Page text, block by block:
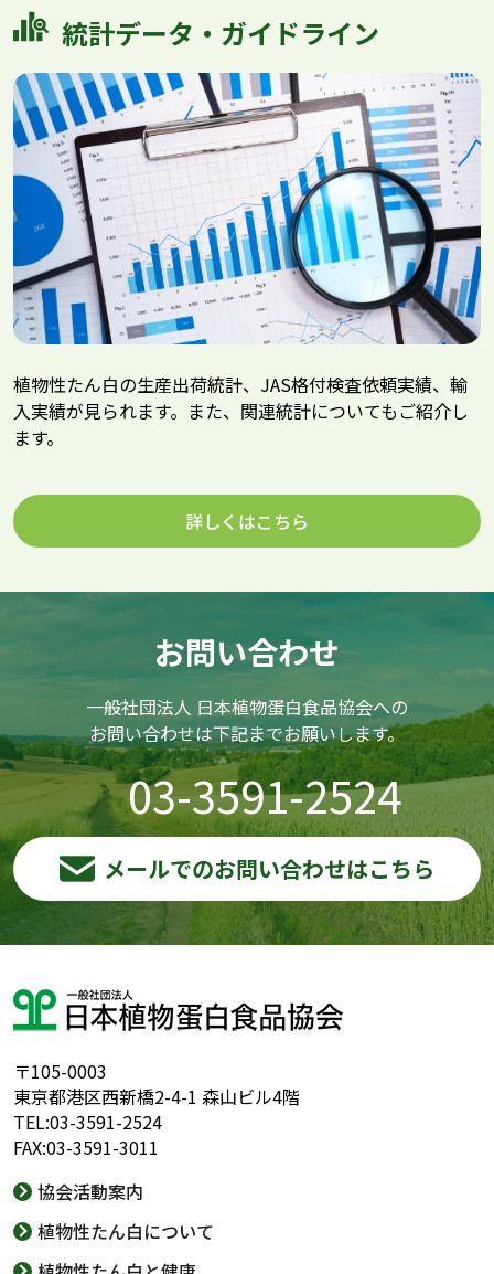
統計データ・ガイドライン
植物性たん白の生産出荷統計、JAS格付検査依頼実績、輸
入実績が見られます。また、関連統計についてもご紹介し
ます。
詳しくはこちら
お問い合わせ
一般社団法人 日本植物蛋白食品協会への
お問い合わせは下記までお願いします。
03-3591-2524
メールでのお問い合わせはこちら
〒105-0003
東京都港区西新橋2-4-1 森山ビル4階
TEL:03-3591-2524
FAX:03-3591-3011
協会活動案内
植物性たん白について